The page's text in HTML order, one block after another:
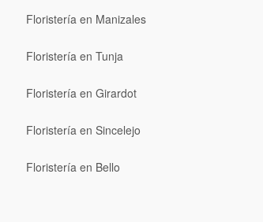
Floristería en Manizales
Floristería en Tunja
Floristería en Girardot
Floristería en Sincelejo
Floristería en Bello